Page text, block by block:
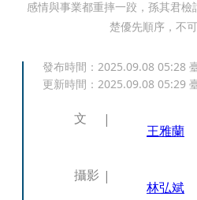
感情與事業都重摔一跤，孫其君
楚優先順序，不
發布時間： 2025.09.08 05:28
更新時間： 2025.09.08 05:29
文
王雅蘭
攝影
林弘斌